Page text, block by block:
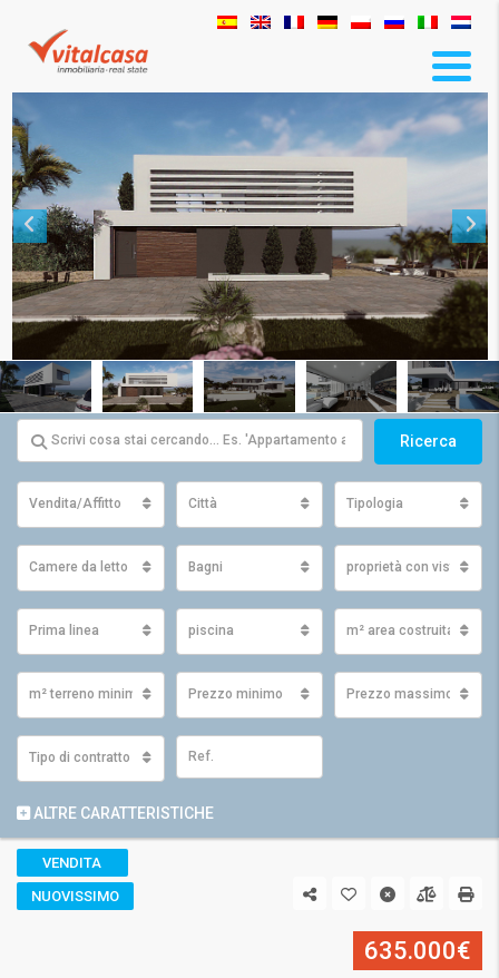
Ricerca
Vendita/Affitto Città Tipologia
Camere da letto Bagni proprietà con vista
Prima linea piscina m² area costruita
m² terreno minimo Prezzo minimo Prezzo massimo
Tipo di contratto
ALTRE CARATTERISTICHE
VENDITA
NUOVISSIMO
635.000€